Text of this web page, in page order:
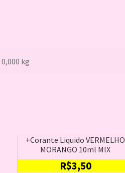
0,000 kg
+Corante Liquido VERMELHO
MORANGO 10ml MIX
R$3,50